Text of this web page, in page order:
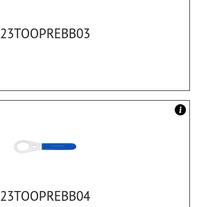
23TOOPREBB03
23TOOPREBB04